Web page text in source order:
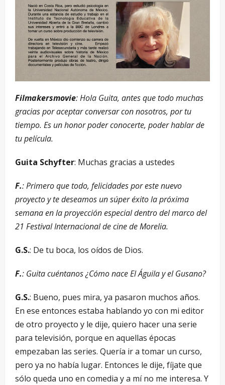
Filmakersmovie: Hola Guita, antes que todo muchas
gracias por aceptar conversar con nosotros, por tu
tiempo. Es un honor poder conocerte, poder hablar de
tu película.
Guita Schyfter: Muchas gracias a ustedes
F.: Primero que todo, felicidades por este nuevo
proyecto y te deseamos un súper éxito la próxima
semana en la proyección especial dentro del marco del
21 Festival Internacional de cine de Morelia.
G.S.: De tu boca, los oídos de Dios.
F.: Guita cuéntanos ¿Cómo nace El Águila y el Gusano?
G.S.: Bueno, pues mira, ya pasaron muchos años.
En ese entonces estaba hablando yo con mi editor
de otro proyecto y le dije, quiero hacer una serie
para televisión, porque en aquellas épocas
empezaban las series. Quería ir a tomar un curso,
pero ya no había lugar. Entonces le dije, fíjate que
sólo queda uno en comedia y a mí no me interesa. Y